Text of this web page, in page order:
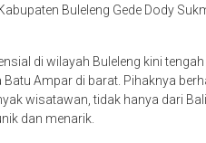
Buleleng Gede Dody
di wilayah Buleleng kini
Ampar di barat. Pihaknya
wisatawan, tidak hanya dari
dan menarik.